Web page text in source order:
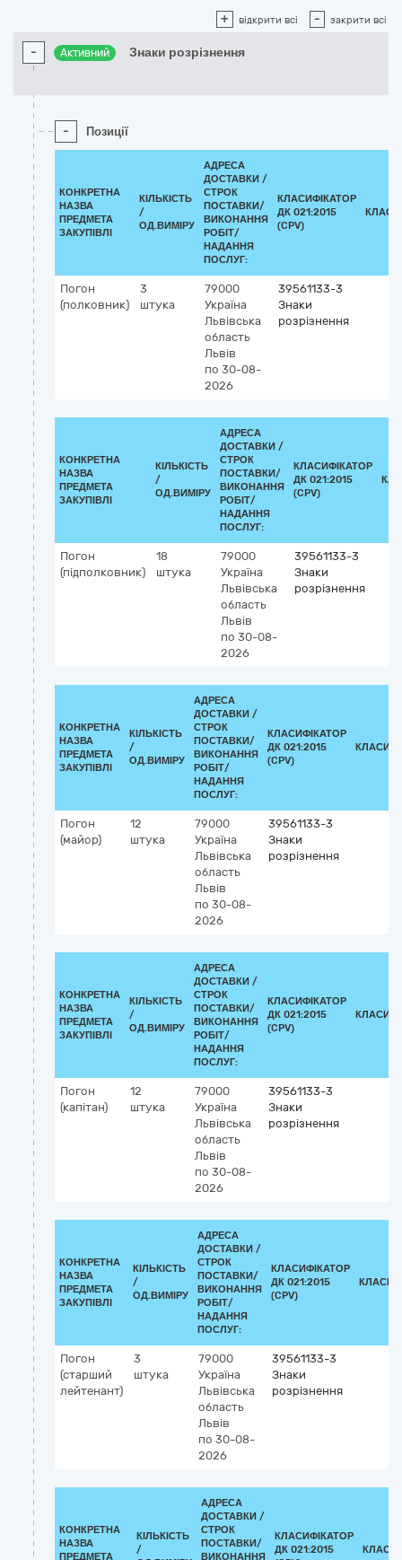
+ відкрити всі - закрити всі
- Активний Знаки розрізнення
- Позиції
КОНКРЕТНА
НАЗВА
ПРЕДМЕТА
ЗАКУПІВЛІ
КІЛЬКІСТЬ
/
ОД.ВИМІРУ
АДРЕСА
ДОСТАВКИ /
СТРОК
ПОСТАВКИ/
ВИКОНАННЯ
РОБІТ/
НАДАННЯ
ПОСЛУГ:
КЛАСИФІКАТОР
ДК 021:2015
(CPV)
Погон
(полковник)
3
штука
79000
Україна
Львівська
область
Львів
по 30-08-
2026
39561133-3
Знаки
розрізнення
КОНКРЕТНА
НАЗВА
ПРЕДМЕТА
ЗАКУПІВЛІ
КІЛЬКІСТЬ
/
ОД.ВИМІРУ
АДРЕСА
ДОСТАВКИ /
СТРОК
ПОСТАВКИ/
ВИКОНАННЯ
РОБІТ/
НАДАННЯ
ПОСЛУГ:
КЛАСИФІКАТОР
ДК 021:2015
(CPV)
Погон
(підполковник)
18
штука
79000
Україна
Львівська
область
Львів
по 30-08-
2026
39561133-3
Знаки
розрізнення
КОНКРЕТНА
НАЗВА
ПРЕДМЕТА
ЗАКУПІВЛІ
КІЛЬКІСТЬ
/
ОД.ВИМІРУ
АДРЕСА
ДОСТАВКИ /
СТРОК
ПОСТАВКИ/
ВИКОНАННЯ
РОБІТ/
НАДАННЯ
ПОСЛУГ:
КЛАСИФІКАТОР
ДК 021:2015
(CPV)
Погон
(майор)
12
штука
79000
Україна
Львівська
область
Львів
по 30-08-
2026
39561133-3
Знаки
розрізнення
КОНКРЕТНА
НАЗВА
ПРЕДМЕТА
ЗАКУПІВЛІ
КІЛЬКІСТЬ
/
ОД.ВИМІРУ
АДРЕСА
ДОСТАВКИ /
СТРОК
ПОСТАВКИ/
ВИКОНАННЯ
РОБІТ/
НАДАННЯ
ПОСЛУГ:
КЛАСИФІКАТОР
ДК 021:2015
(CPV)
Погон
(капітан)
12
штука
79000
Україна
Львівська
область
Львів
по 30-08-
2026
39561133-3
Знаки
розрізнення
КОНКРЕТНА
НАЗВА
ПРЕДМЕТА
ЗАКУПІВЛІ
КІЛЬКІСТЬ
/
ОД.ВИМІРУ
АДРЕСА
ДОСТАВКИ /
СТРОК
ПОСТАВКИ/
ВИКОНАННЯ
РОБІТ/
НАДАННЯ
ПОСЛУГ:
КЛАСИФІКАТОР
ДК 021:2015
(CPV)
Погон
(старший
лейтенант)
3
штука
79000
Україна
Львівська
область
Львів
по 30-08-
2026
39561133-3
Знаки
розрізнення
КОНКРЕТНА
НАЗВА
ПРЕДМЕТА
КІЛЬКІСТЬ
/
АДРЕСА
ДОСТАВКИ /
СТРОК
ПОСТАВКИ/
ВИКОНАННЯ
КЛАСИФІКАТОР
ДК 021:2015